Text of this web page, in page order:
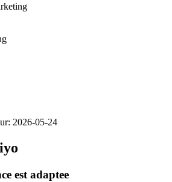
2026-05-24
est adaptee